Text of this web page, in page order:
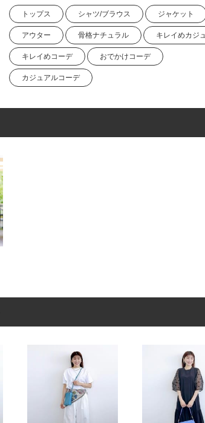
トップス シャツ/ブラウス ジャケット
アウター 骨格ナチュラル キレイめカジ
キレイめコーデ おでかけコーデ
カジュアルコーデ